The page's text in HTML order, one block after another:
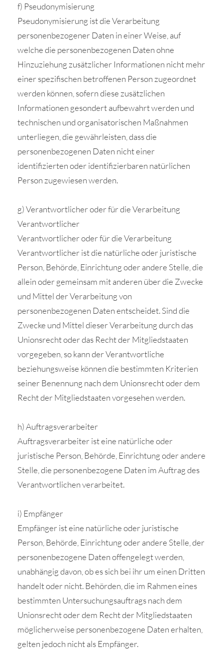
f) Pseudonymisierung
Pseudonymisierung ist die Verarbeitung
personenbezogener Daten in einer Weise, auf
welche die personenbezogenen Daten ohne
Hinzuziehung zusätzlicher Informationen nicht mehr
einer spezifischen betroffenen Person zugeordnet
werden können, sofern diese zusätzlichen
Informationen gesondert aufbewahrt werden und
technischen und organisatorischen Maßnahmen
unterliegen, die gewährleisten, dass die
personenbezogenen Daten nicht einer
identifizierten oder identifizierbaren natürlichen
Person zugewiesen werden.
g) Verantwortlicher oder für die Verarbeitung
Verantwortlicher
Verantwortlicher oder für die Verarbeitung
Verantwortlicher ist die natürliche oder juristische
Person, Behörde, Einrichtung oder andere Stelle, die
allein oder gemeinsam mit anderen über die Zwecke
und Mittel der Verarbeitung von
personenbezogenen Daten entscheidet. Sind die
Zwecke und Mittel dieser Verarbeitung durch das
Unionsrecht oder das Recht der Mitgliedstaaten
vorgegeben, so kann der Verantwortliche
beziehungsweise können die bestimmten Kriterien
seiner Benennung nach dem Unionsrecht oder dem
Recht der Mitgliedstaaten vorgesehen werden.
h) Auftragsverarbeiter
Auftragsverarbeiter ist eine natürliche oder
juristische Person, Behörde, Einrichtung oder andere
Stelle, die personenbezogene Daten im Auftrag des
Verantwortlichen verarbeitet.
i) Empfänger
Empfänger ist eine natürliche oder juristische
Person, Behörde, Einrichtung oder andere Stelle, der
personenbezogene Daten offengelegt werden,
unabhängig davon, ob es sich bei ihr um einen Dritten
handelt oder nicht. Behörden, die im Rahmen eines
bestimmten Untersuchungsauftrags nach dem
Unionsrecht oder dem Recht der Mitgliedstaaten
möglicherweise personenbezogene Daten erhalten,
gelten jedoch nicht als Empfänger.